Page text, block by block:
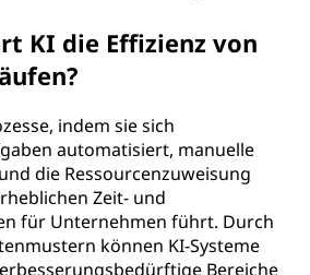
KI die Effizienz von
indem sie sich
automatisiert, manuelle
die Ressourcenzuweisung
Zeit- und
für Unternehmen führt. Durch
können KI-Systeme
Bereiche